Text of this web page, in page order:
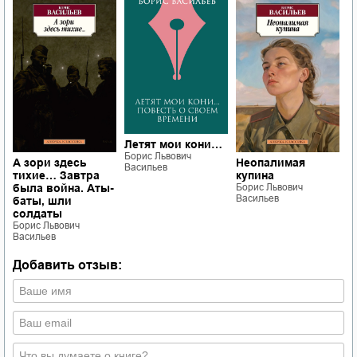
А зори здесь
тихие… Завтра
была война. Аты-
баты, шли
солдаты
Борис Львович
Васильев
Летят мои кони…
Борис Львович
Васильев
Неопалимая
купина
Борис Львович
Васильев
Добавить отзыв: